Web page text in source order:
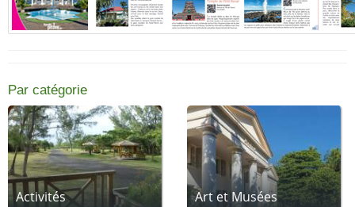
Par catégorie
Activités Art et Musées